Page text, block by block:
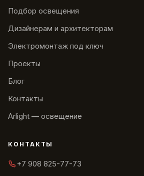
Подбор освещения
Дизайнерам и архитекторам
Электромонтаж под ключ
Проекты
Блог
Контакты
Arlight — освещение
КОНТАКТЫ
+7 908 825-77-73